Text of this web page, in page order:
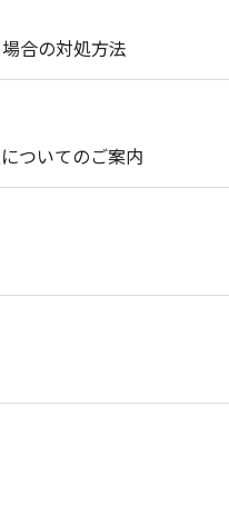
合の対処方法
ついてのご案内